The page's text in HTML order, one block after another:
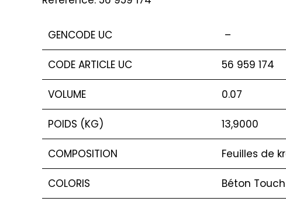
GENCODE UC –
CODE ARTICLE UC 56 959 174
VOLUME 0.07
POIDS (KG) 13,9000
COMPOSITION Feuilles de
COLORIS Béton Touch